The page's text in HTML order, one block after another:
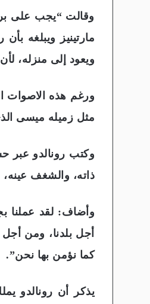
وقالت “يجب على
مارتينيز ويبلغه
ويعود إلى منزله،
ورغم هذه الاصوات
مثل زميله ميسى
وكتب رونالدو عبر
ذاته، والشغف عينه،
وأضاف: لقد عملنا
أجل بلدنا، ومن أجل
كما نؤمن بها نحن”.